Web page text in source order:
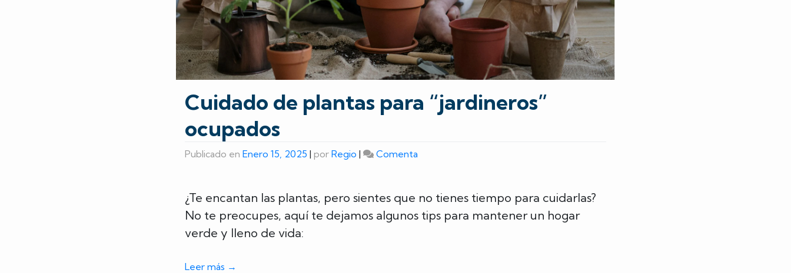
Cuidado de plantas para “jardineros”
ocupados
Publicado en Enero 15, 2025 | por Regio | Comentaon
plantas
para
“jardineros”
¿Te encantan las plantas, pero sientes que no tienes tiempo para cuidarlas?
No te preocupes, aquí te dejamos algunos tips para mantener un hogar
verde y lleno de vida:
Leer más →